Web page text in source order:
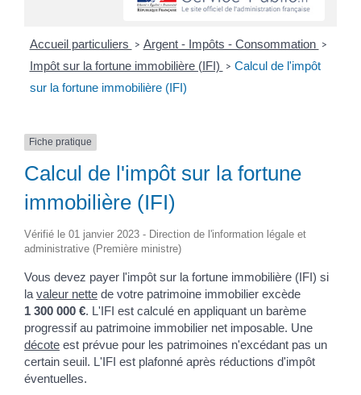
Accueil particuliers > Argent - Impôts - Consommation >
Impôt sur la fortune immobilière (IFI) > Calcul de l'impôt
sur la fortune immobilière (IFI)
Fiche pratique
Calcul de l'impôt sur la fortune
immobilière (IFI)
Vérifié le 01 janvier 2023 - Direction de l'information légale et
administrative (Première ministre)
Vous devez payer l'impôt sur la fortune immobilière (IFI) si
la valeur nette de votre patrimoine immobilier excède
1 300 000 €. L'IFI est calculé en appliquant un barème
progressif au patrimoine immobilier net imposable. Une
décote est prévue pour les patrimoines n'excédant pas un
certain seuil. L'IFI est plafonné après réductions d'impôt
éventuelles.